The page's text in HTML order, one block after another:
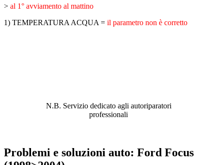
> al 1° avviamento al mattino
1) TEMPERATURA ACQUA = il parametro non è corretto
N.B. Servizio dedicato agli autoriparatori
professionali
Problemi e soluzioni auto: Ford Focus